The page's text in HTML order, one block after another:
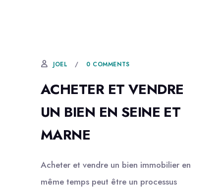
JOEL 0 COMMENTS
ACHETER ET VENDRE
UN BIEN EN SEINE ET
MARNE
Acheter et vendre un bien immobilier en
même temps peut être un processus